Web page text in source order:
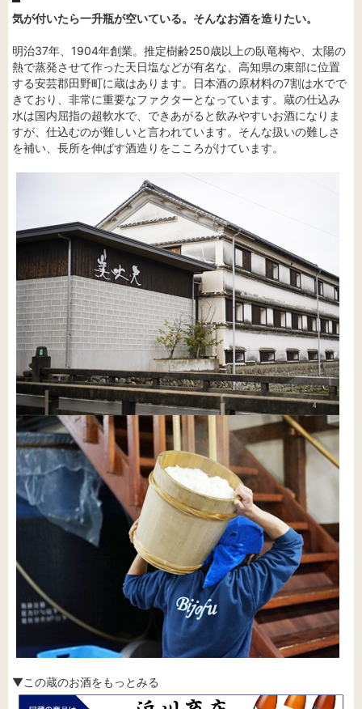
気が付いたら一升瓶が空いている。そんなお酒を造りたい。
明治37年、1904年創業。推定樹齢250歳以上の臥竜梅や、太陽の
熱で蒸発させて作った天日塩などが有名な、高知県の東部に位置
する安芸郡田野町に蔵はあります。日本酒の原材料の7割は水でで
きており、非常に重要なファクターとなっています。蔵の仕込み
水は国内屈指の超軟水で、できあがると飲みやすいお酒になりま
すが、仕込むのが難しいと言われています。そんな扱いの難しさ
を補い、長所を伸ばす酒造りをこころがけています。
▼この蔵のお酒をもっとみる